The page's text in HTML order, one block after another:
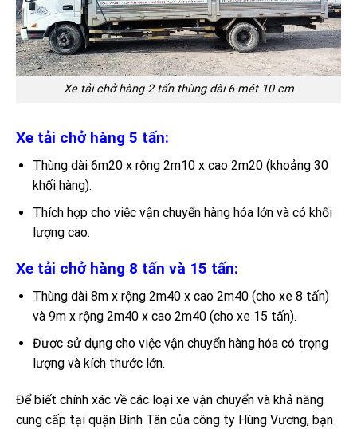
Xe tải chở hàng 2 tấn thùng dài 6 mét 10 cm
Xe tải chở hàng 5 tấn:
Thùng dài 6m20 x rộng 2m10 x cao 2m20 (khoảng 30
khối hàng).
Thích hợp cho việc vận chuyển hàng hóa lớn và có khối
lượng cao.
Xe tải chở hàng 8 tấn và 15 tấn:
Thùng dài 8m x rộng 2m40 x cao 2m40 (cho xe 8 tấn)
và 9m x rộng 2m40 x cao 2m40 (cho xe 15 tấn).
Được sử dụng cho việc vận chuyển hàng hóa có trọng
lượng và kích thước lớn.
Để biết chính xác về các loại xe vận chuyển và khả năng
cung cấp tại quận Bình Tân của công ty Hùng Vương, bạn